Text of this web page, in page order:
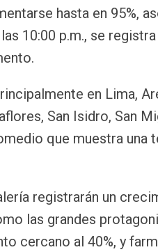
hasta en 95%,
10:00 p.m., se
en Lima,
San Isidro, San
que muestra una
registrarán un
las grandes
cercano al 40%, y